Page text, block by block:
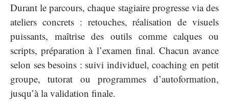
Durant le parcours, chaque stagiaire progresse via des
ateliers concrets : retouches, réalisation de visuels
puissants, maîtrise des outils comme calques ou
scripts, préparation à l’examen final. Chacun avance
selon ses besoins : suivi individuel, coaching en petit
groupe, tutorat ou programmes d’autoformation,
jusqu’à la validation finale.